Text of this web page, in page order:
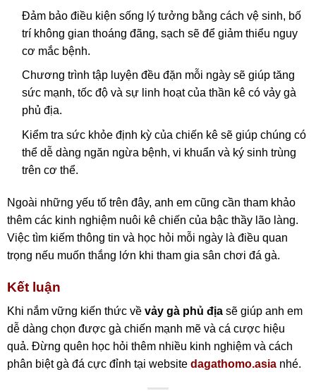
Đảm bảo điều kiện sống lý tưởng bằng cách vệ sinh, bố
trí không gian thoáng đãng, sạch sẽ để giảm thiểu nguy
cơ mắc bệnh.
Chương trình tập luyện đều đặn mỗi ngày sẽ giúp tăng
sức mạnh, tốc độ và sự linh hoạt của thần kê có vảy gà
phủ địa.
Kiểm tra sức khỏe định kỳ của chiến kê sẽ giúp chúng có
thể dễ dàng ngăn ngừa bệnh, vi khuẩn và ký sinh trùng
trên cơ thể.
Ngoài những yếu tố trên đây, anh em cũng cần tham khảo
thêm các kinh nghiệm nuôi kê chiến của bậc thầy lão làng.
Việc tìm kiếm thông tin và học hỏi mỗi ngày là điều quan
trọng nếu muốn thắng lớn khi tham gia sân chơi đá gà.
Kết luận
Khi nắm vững kiến thức về vảy gà phủ địa sẽ giúp anh em
dễ dàng chọn được gà chiến mạnh mẽ và cá cược hiệu
quả. Đừng quên học hỏi thêm nhiều kinh nghiệm và cách
phân biệt gà đá cực đỉnh tại website dagathomo.asia nhé.